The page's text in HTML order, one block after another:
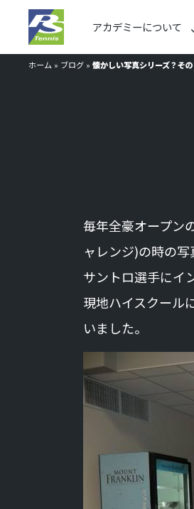
アカデミーについて
ホーム » ブログ »懐かしい写真シリーズ？そ
毎年全豪オープン
ャレンジ)の時の
サントロ選手にイ
現地ハイスクール
いました。